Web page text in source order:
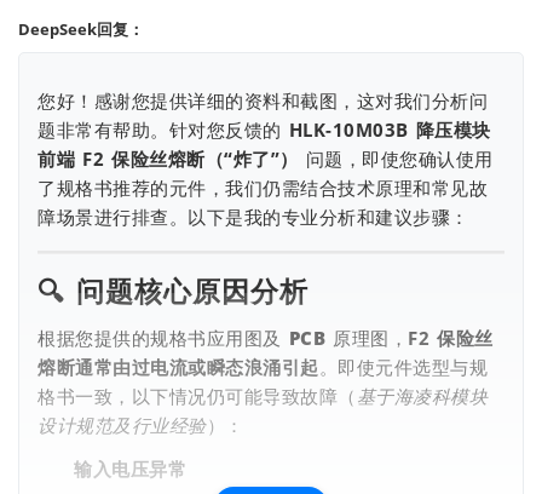
DeepSeek回复：
您好！感谢您提供详细的资料和截图，这对我们分析问
题非常有帮助。针对您反馈的 HLK-10M03B 降压模块
前端 F2 保险丝熔断（“炸了”）
问题，即使您确认使用
了规格书推荐的元件，我们仍需结合技术原理和常见故
障场景进行排查。以下是我的专业分析和建议步骤：
🔍 问题核心原因分析
根据您提供的规格书应用图及 PCB 原理图， F2 保险丝
熔断通常由过电流或瞬态浪涌引起。即使元件选型与规
格书一致，以下情况仍可能导致故障（ 基于海凌科模块
设计规范及行业经验）：
输入电压异常